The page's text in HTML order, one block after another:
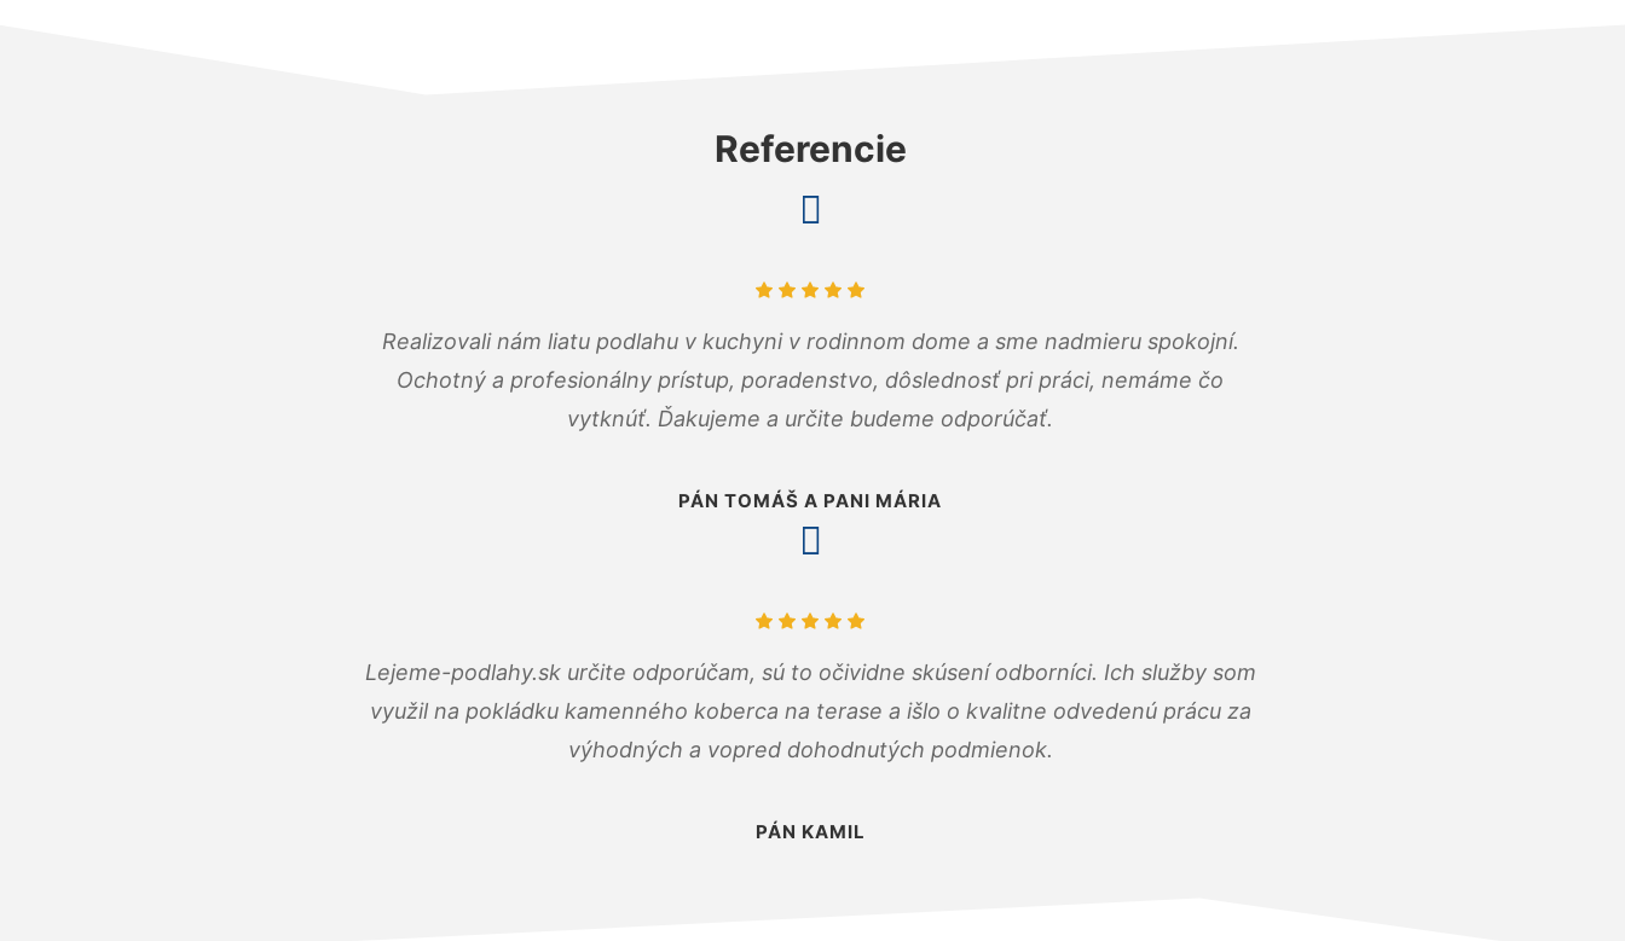
Referencie
Realizovali nám liatu podlahu v kuchyni v rodinnom dome a sme nadmieru spokojní.
Ochotný a profesionálny prístup, poradenstvo, dôslednosť pri práci, nemáme čo
vytknúť. Ďakujeme a určite budeme odporúčať.
PÁN TOMÁŠ A PANI MÁRIA
Lejeme-podlahy.sk určite odporúčam, sú to očividne skúsení odborníci. Ich služby som
využil na pokládku kamenného koberca na terase a išlo o kvalitne odvedenú prácu za
výhodných a vopred dohodnutých podmienok.
PÁN KAMIL